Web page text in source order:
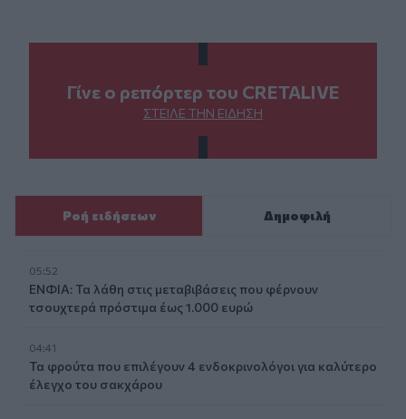
Γίνε ο ρεπόρτερ του CRETALIVE
ΣΤΕΊΛΕ ΤΗΝ ΕΊΔΗΣΗ
Ροή ειδήσεων Δημοφιλή
05:52
ΕΝΦΙΑ: Τα λάθη στις μεταβιβάσεις που φέρνουν
τσουχτερά πρόστιμα έως 1.000 ευρώ
04:41
Τα φρούτα που επιλέγουν 4 ενδοκρινολόγοι για καλύτερο
έλεγχο του σακχάρου